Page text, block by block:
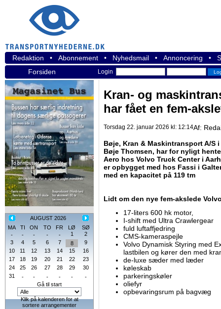
Redaktion • Abonnement • Nyhedsmail • Annoncering •
Forsiden
Login
AUGUST 2026
MA
TI ON TO FR LØ
SØ
-
- - - - 1
2
3
4 5 6 7 8
9
10
11 12 13 14 15
16
17
18 19 20 21 22
23
24
25 26 27 28 29
30
31
- - - - -
-
Gå til start
Klik på kalenderen for at
sortere arrangementer
Kran- og
har fået en fem-
Torsdag 22. januar 2026 kl: 12:14Af:
Bøje, Kran & Maskintransport A/S
Bøje Thomsen, har for nyligt
Aero hos Volvo Truck Center i
er opbygget med hos Fassi i
med en kapacitet på 119 tm
Lidt om den nye fem-akslede
17-liters 600 hk motor,
I-shift med Ultra Crawlergear
fuld luftaffjedring
CMS-kameraspejle
Volvo Dynamisk Styring med
lastbilen og kører den med
de-luxe sæder med læder
køleskab
parkeringskøler
oliefyr
opbevaringsrum på bagvæg